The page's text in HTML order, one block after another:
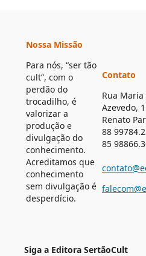
Nossa Missão
Para nós, “ser tão
cult”, com o
perdão do
trocadilho, é
valorizar a
produção e
divulgação do
conhecimento.
Acreditamos que
conhecimento
sem divulgação é
desperdício.
Contato
Rua
Azevedo,
Renato
88
85
Siga a Editora SertãoCult